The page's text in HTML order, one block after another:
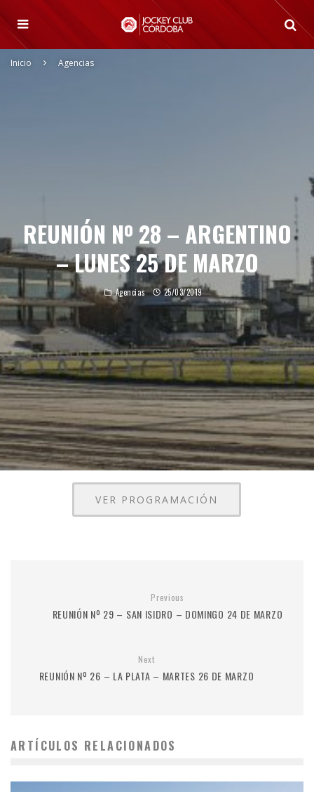
Inicio Agencias
REUNIÓN Nº 28 – ARGENTINO
– LUNES 25 DE MARZO
Agencias 25/03/2019
VER PROGRAMACIÓN
Previous
REUNIÓN Nº 29 – SAN ISIDRO – DOMINGO 24 DE MARZO
Next
REUNIÓN Nº 26 – LA PLATA – MARTES 26 DE MARZO
ARTÍCULOS RELACIONADOS